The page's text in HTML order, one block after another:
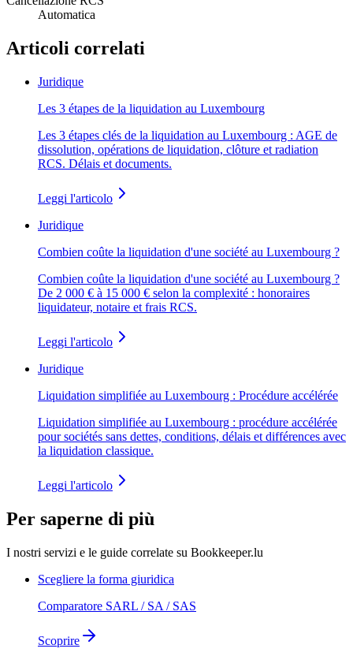
Automatica
Articoli correlati
Juridique
Les 3 étapes de la liquidation au Luxembourg
Les 3 étapes clés de la liquidation au Luxembourg : AGE de
dissolution, opérations de liquidation, clôture et radiation
RCS. Délais et documents.
Leggi l'articolo
Juridique
Combien coûte la liquidation d'une société au Luxembourg ?
Combien coûte la liquidation d'une société au Luxembourg ?
De 2 000 € à 15 000 € selon la complexité : honoraires
liquidateur, notaire et frais RCS.
Leggi l'articolo
Juridique
Liquidation simplifiée au Luxembourg : Procédure accélérée
Liquidation simplifiée au Luxembourg : procédure accélérée
pour sociétés sans dettes, conditions, délais et différences avec
la liquidation classique.
Leggi l'articolo
Per saperne di più
I nostri servizi e le guide correlate su Bookkeeper.lu
Scegliere la forma giuridica
Comparatore SARL / SA / SAS
Scoprire